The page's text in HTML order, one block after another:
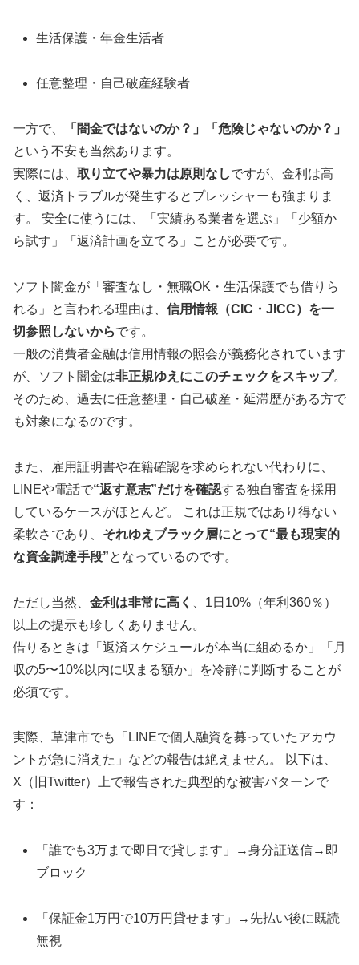
生活保護・年金生活者
任意整理・自己破産経験者
一方で、
「闇金ではないのか？」「危険じゃないのか？」
という不安も当然あります。
実際には、 取り立てや暴力は原則なしですが、金利は高
く、返済トラブルが発生するとプレッシャーも強まりま
す。 安全に使うには、「実績ある業者を選ぶ」「少額か
ら試す」「返済計画を立てる」ことが必要です。
ソフト闇金が「審査なし・無職OK・生活保護でも借りら
れる」と言われる理由は、 信用情報（CIC・JICC）を一
切参照しないからです。
一般の消費者金融は信用情報の照会が義務化されています
が、ソフト闇金は非正規ゆえにこのチェックをスキップ。
そのため、過去に任意整理・自己破産・延滞歴がある方で
も対象になるのです。
また、雇用証明書や在籍確認を求められない代わりに、
LINEや電話で“返す意志”だけを確認する独自審査を採用
しているケースがほとんど。 これは正規ではあり得ない
柔軟さであり、 それゆえブラック層にとって“最も現実的
な資金調達手段”となっているのです。
ただし当然、 金利は非常に高く
、1日10%（年利360％）
以上の提示も珍しくありません。
借りるときは「返済スケジュールが本当に組めるか」「月
収の5〜10%以内に収まる額か」を冷静に判断することが
必須です。
実際、草津市でも「LINEで個人融資を募っていたアカウ
ントが急に消えた」などの報告は絶えません。 以下は、
X（旧Twitter）上で報告された典型的な被害パターンで
す：
「誰でも3万まで即日で貸します」→身分証送信→即
ブロック
「保証金1万円で10万円貸せます」→先払い後に既読
無視